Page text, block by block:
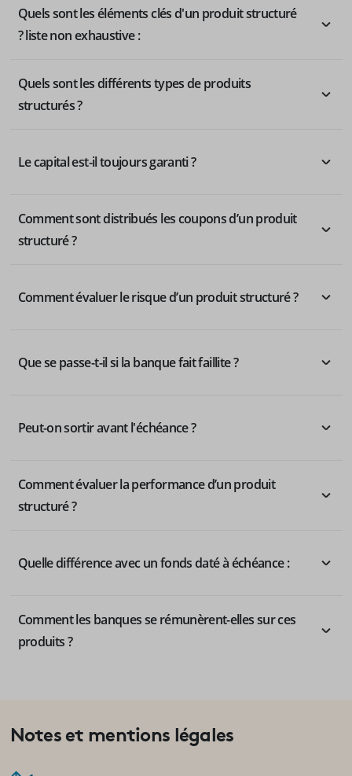
Quels sont les éléments clés d'un produit structuré
? liste non exhaustive :
Quels sont les différents types de produits
structurés ?
Le capital est-il toujours garanti ?
Comment sont distribués les coupons d’un produit
structuré ?
Comment évaluer le risque d’un produit structuré ?
Que se passe-t-il si la banque fait faillite ?
Peut-on sortir avant l'échéance ?
Comment évaluer la performance d’un produit
structuré ?
Quelle différence avec un fonds daté à échéance :
Comment les banques se rémunèrent-elles sur ces
produits ?
Notes et mentions légales